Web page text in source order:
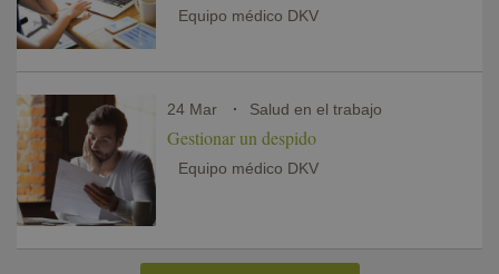
Equipo médico DKV
24 Mar Salud en el trabajo
Gestionar un despido
Equipo médico DKV